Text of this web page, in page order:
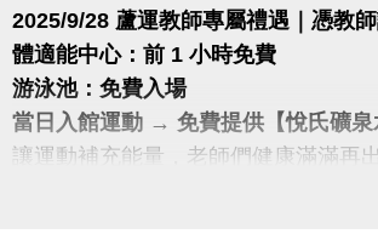
2025/9/28 蘆運教師專屬禮遇｜憑教
體適能中心：前 1 小時免費
游泳池：免費入場
當日入館運動 → 免費提供【悅氏礦泉
讓運動補充能量，老師們健康滿滿再